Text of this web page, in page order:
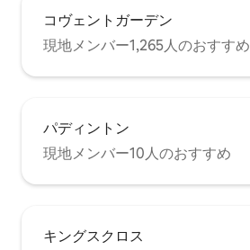
コヴェントガーデン
現地メンバー1,265人のおすすめ
パディントン
現地メンバー10人のおすすめ
キングスクロス